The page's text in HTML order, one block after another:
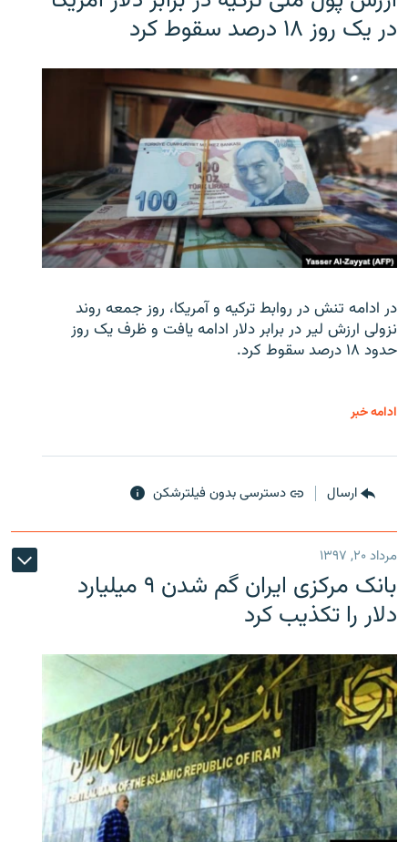
در یک روز ۱۸ درصد سقوط کرد
در ادامه تنش در روابط ترکیه و آمریکا، روز جمعه روند
نزولی ارزش لیر در برابر دلار ادامه یافت و ظرف یک روز
حدود ۱۸ درصد سقوط کرد.
ادامه خبر
ارسال دسترسی بدون فیلترشکن
مرداد ۲۰, ۱۳۹۷
بانک مرکزی ایران گم شدن ۹ میلیارد
دلار را تکذیب کرد